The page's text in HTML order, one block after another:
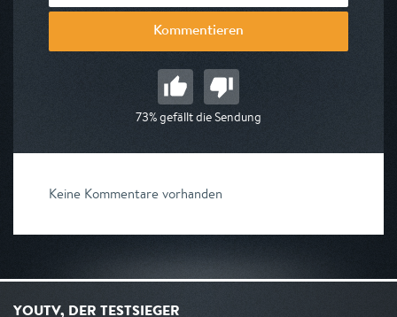
Kommentieren
73% gefällt die Sendung
Keine Kommentare vorhanden
YOUTV, DER TESTSIEGER